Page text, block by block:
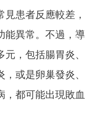
患者反應較差，
能異常。不過，導
，包括腸胃炎、
或是卵巢發炎、
，都可能出現敗血